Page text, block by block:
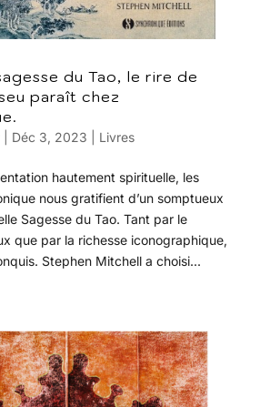
du Tao, le rire de
paraît chez
| Déc 3, 2023 Livres
hautement spirituelle, les
nous gratifient d’un somptueux
Sagesse du Tao. Tant par le
que par la richesse iconographique,
Stephen Mitchell a choisi...